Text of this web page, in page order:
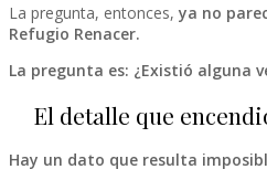
La pregunta, entonces, ya no
Refugio Renacer.
La pregunta es: ¿Existió alguna
El detalle que
Hay un dato que resulta